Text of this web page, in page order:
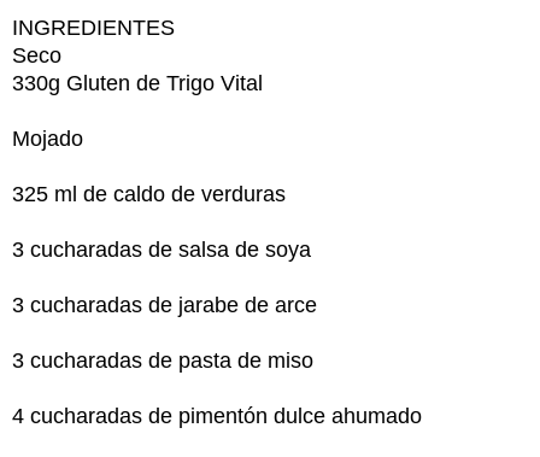
INGREDIENTES
Seco
330g Gluten de Trigo Vital
Mojado
325 ml de caldo de verduras
3 cucharadas de salsa de soya
3 cucharadas de jarabe de arce
3 cucharadas de pasta de miso
4 cucharadas de pimentón dulce ahumado